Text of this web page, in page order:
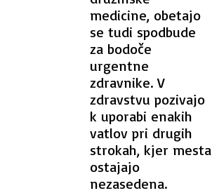
medicine, obetajo
se tudi spodbude
za bodoče
urgentne
zdravnike. V
zdravstvu pozivajo
k uporabi enakih
vatlov pri drugih
strokah, kjer mesta
ostajajo
nezasedena.